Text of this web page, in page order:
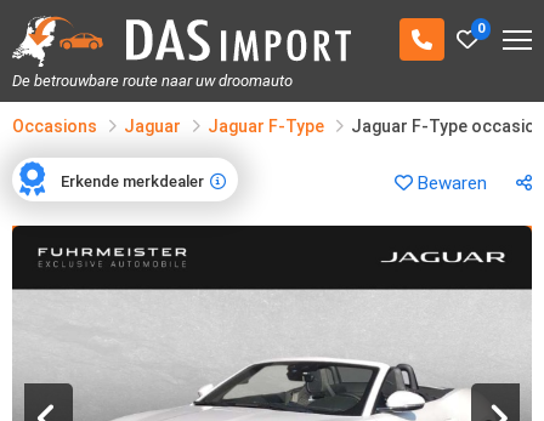
0
De betrouwbare route naar uw droomauto
Occasions Jaguar Jaguar F-Type Jaguar F-Type occasion
Bewaren
Erkende merkdealer
Erkende merkdealer